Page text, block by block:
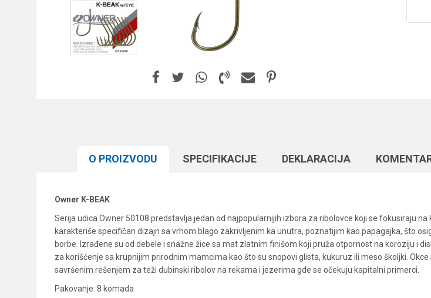
O PROIZVODU SPECIFIKACIJЕ DEKLARACIJA
Owner K-BEAK
Serija udica Owner 50108 predstavlja jedan od najpopularnijih izbora za ribolovce koji se fokusiraju
karakteriše specifičan dizajn sa vrhom blago zakrivljenim ka unutra, poznatijim kao papagajka, što
borbe. Izrađene su od debele i snažne žice sa mat zlatnim finišom koji pruža otpornost na koroziju i
za korišćenje sa krupnijim prirodnim mamcima kao što su snopovi glista, kukuruz ili meso školjki.
savršenim rešenjem za teži dubinski ribolov na rekama i jezerima gde se očekuju kapitalni primerci.
Pakovanje: 8 komada